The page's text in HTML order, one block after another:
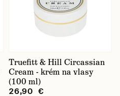
Truefitt & Hill Circassian
Cream - krém na vlasy
(100 ml)
26,90 €